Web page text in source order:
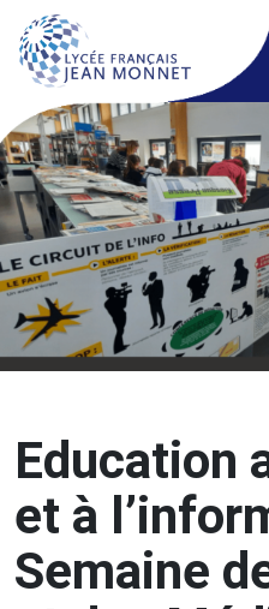
Education
et à
Semaine